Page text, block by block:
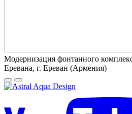
Модернизация фонтанного
Еревана, г. Ереван (Армения)